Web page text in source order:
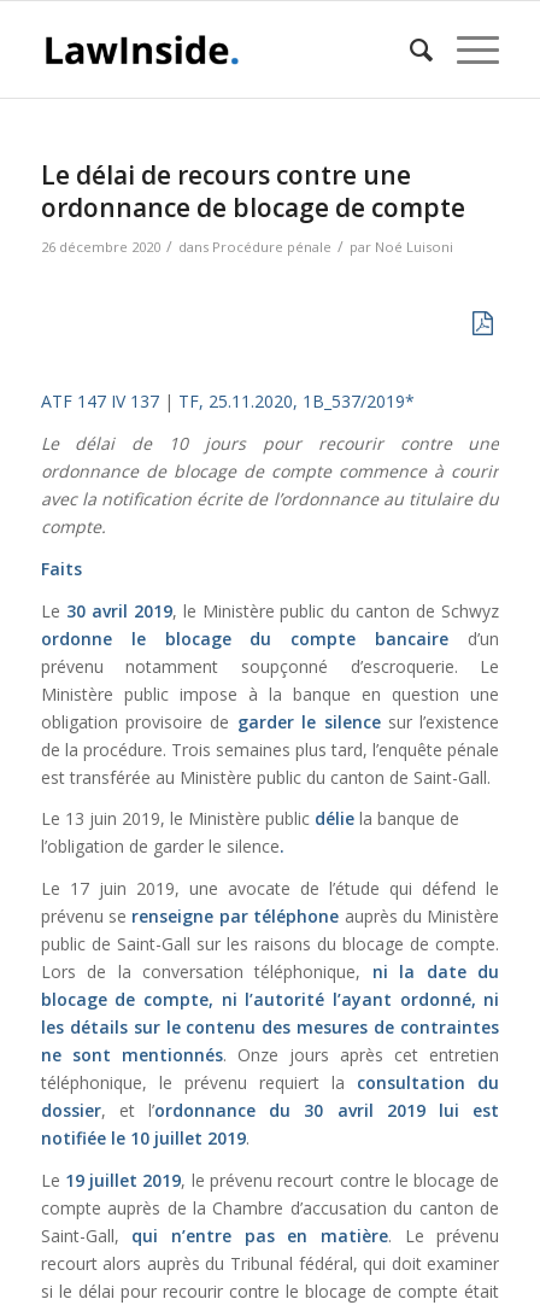
Le délai de recours contre une
ordonnance de blocage de compte
26 décembre 2020 / dans Procédure pénale / par Noé Luisoni
ATF 147 IV 137| TF, 25.11.2020, 1B_537/2019*
Le délai de 10 jours pour recourir contre une
ordonnance de blocage de compte commence à courir
avec la notification écrite de l’ordonnance au titulaire du
compte.
Faits
Le 30 avril 2019, le Ministère public du canton de Schwyz
ordonne le blocage du compte bancaire d’un
prévenu notamment soupçonné d’escroquerie. Le
Ministère public impose à la banque en question une
obligation provisoire de garder le silencesur l’existence
de la procédure. Trois semaines plus tard, l’enquête pénale
est transférée au Ministère public du canton de Saint-Gall.
Le 13 juin 2019, le Ministère publicdélie la banque de
l’obligation de garder le silence.
Le 17 juin 2019, une avocate de l’étude qui défend le
prévenu se renseigne par téléphone auprès du Ministère
public de Saint-Gall sur les raisons du blocage de compte.
Lors de la conversation téléphonique, ni la date du
blocage de compte, ni l’autorité l’ayant ordonné, ni
les détails sur le contenu des mesures de contraintes
ne sont mentionnés. Onze jours après cet entretien
téléphonique, le prévenu requiert la consultation du
dossier, et l’ordonnance du 30 avril 2019 lui est
notifiée le 10 juillet 2019.
Le 19 juillet 2019, le prévenu recourt contre le blocage de
compte auprès de la Chambre d’accusation du canton de
Saint-Gall, qui n’entre pas en matière. Le prévenu
recourt alors auprès du Tribunal fédéral, qui doit examiner
si le délai pour recourir contre le blocage de compte était